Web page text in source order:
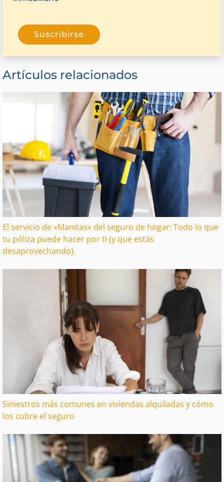
Suscribirse
Artículos relacionados
El servicio de «Manitas» del seguro de hogar: Todo lo que
tu póliza puede hacer por ti (y que estás
desaprovechando).
Siniestros más comunes en viviendas alquiladas y cómo
los cubre el seguro